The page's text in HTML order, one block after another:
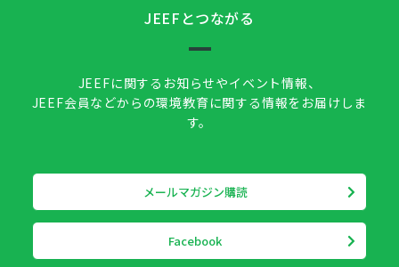
JEEFとつながる
JEEFに関するお知らせやイベント情報、
JEEF会員などからの環境教育に関する情報をお届けしま
す。
メールマガジン購読
Facebook